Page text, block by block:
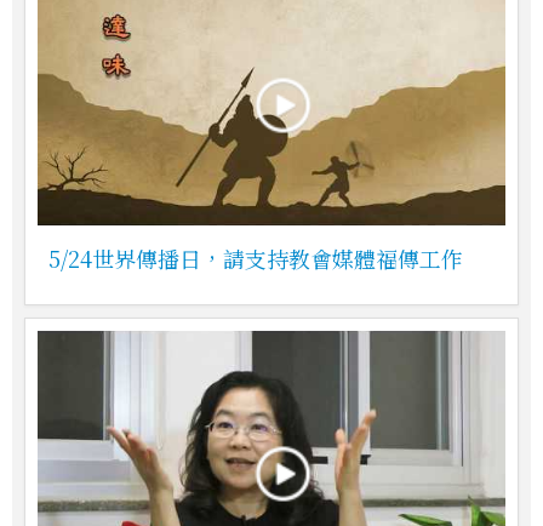
5/24世界傳播日，請支持教會媒體福傳工作